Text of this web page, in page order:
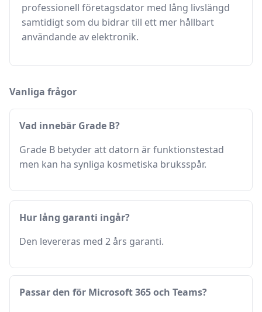
professionell företagsdator med lång livslängd
samtidigt som du bidrar till ett mer hållbart
användande av elektronik.
Vanliga frågor
Vad innebär Grade B?
Grade B betyder att datorn är funktionstestad
men kan ha synliga kosmetiska bruksspår.
Hur lång garanti ingår?
Den levereras med 2 års garanti.
Passar den för Microsoft 365 och Teams?